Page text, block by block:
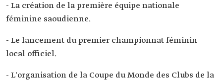
- La création de la première équipe nationale
féminine saoudienne.
- Le lancement du premier championnat féminin
local officiel.
- L'organisation de la Coupe du Monde des Clubs de la